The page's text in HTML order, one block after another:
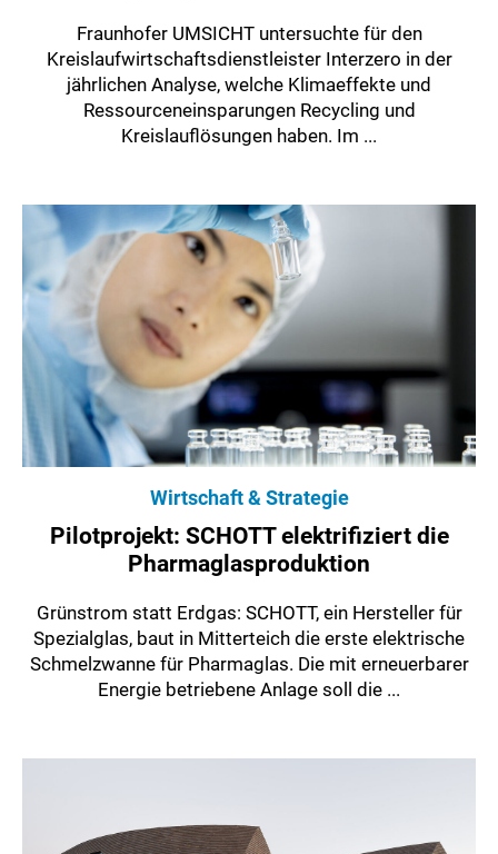
Fraunhofer UMSICHT untersuchte für den
Kreislaufwirtschaftsdienstleister Interzero in der
jährlichen Analyse, welche Klimaeffekte und
Ressourceneinsparungen Recycling und
Kreislauflösungen haben. Im ...
Wirtschaft & Strategie
Pilotprojekt: SCHOTT elektrifiziert die
Pharmaglasproduktion
Grünstrom statt Erdgas: SCHOTT, ein Hersteller für
Spezialglas, baut in Mitterteich die erste elektrische
Schmelzwanne für Pharmaglas. Die mit erneuerbarer
Energie betriebene Anlage soll die ...